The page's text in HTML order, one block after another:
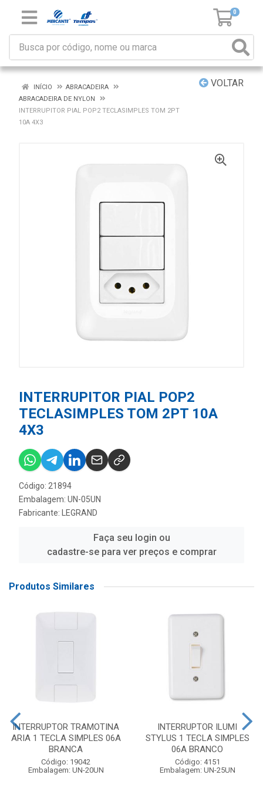
0
VOLTAR
INÍCIO
ABRACADEIRA
ABRACADEIRA DE NYLON
INTERRUPITOR PIAL POP2 TECLASIMPLES TOM 2PT
10A 4X3
INTERRUPITOR PIAL POP2
TECLASIMPLES TOM 2PT 10A
4X3
Código: 21894
Embalagem: UN-05UN
Fabricante:
LEGRAND
Faça seu login ou
cadastre-se para ver preços e comprar
Produtos Similares
INTERRUPTOR TRAMOTINA
ARIA 1 TECLA SIMPLES 06A
BRANCA
Código: 19042
Embalagem: UN-20UN
INTERRUPTOR ILUMI
STYLUS 1 TECLA SIMPLES
06A BRANCO
Código: 4151
Embalagem: UN-25UN